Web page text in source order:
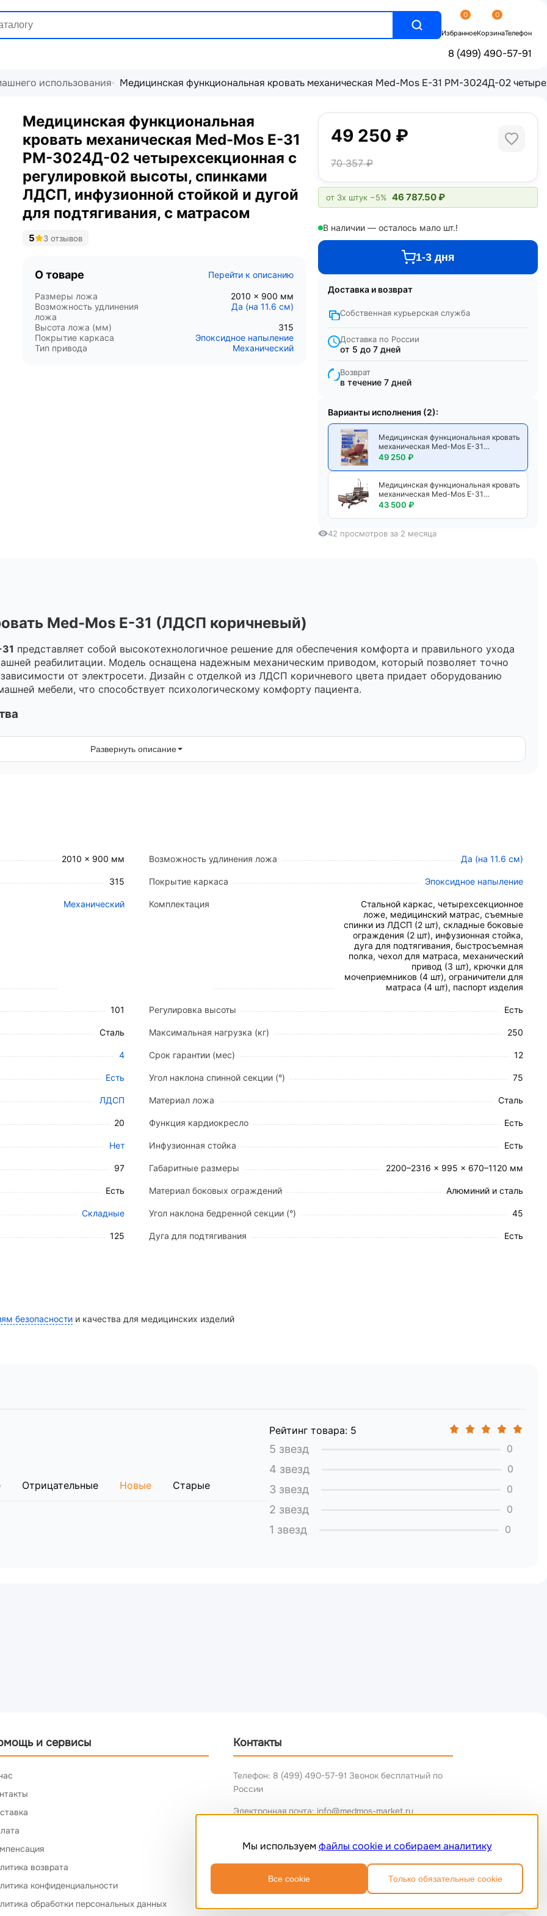
0
Избранное
0
КорзинаТелефон
8 (499) 490-57-91
использования Медицинская функциональная кровать механическая Med-Mos Е-31 РМ-3024Д-02
Медицинская функциональная
кровать механическая Med-Mos Е-31
РМ-3024Д-02 четырехсекционная с
регулировкой высоты, спинками
ЛДСП, инфузионной стойкой и дугой
для подтягивания, с матрасом
5 3 отзывов
О товаре Перейти к описанию
Размеры ложа
2010 x 900 мм
Возможность удлинения
ложа
Да (на 11.6 см)
Высота ложа (мм)
315
Покрытие каркаса
Эпоксидное напыление
Тип привода
Механический
49 250 ₽
70 357 ₽
от 3х штук −5% 46 787.50 ₽
В наличии — осталось мало шт.!
1-3 дня
Доставка и возврат
Собственная курьерская служба
Доставка по России
от 5 до 7 дней
Возврат
в течение 7 дней
Варианты исполнения (2):
Медицинская функциональная кровать
механическая Med-Mos Е-31
РМ-3024Д-02 четырехсекционная с
ЛДСП, инфузионной стойкой и дугой
для подтягивания, с матрасом
49 250 ₽
Медицинская функциональная кровать
механическая Med-Mos Е-31
РМ-3024Д-02 четырехсекционная с
ЛДСП, инфузионной стойкой и дугой
для подтягивания
43 500 ₽
42 просмотров за 2 месяца
Med-Mos Е-31 (ЛДСП коричневый)
представляет собой высокотехнологичное решение для обеспечения комфорта и правильного ухода
реабилитации. Модель оснащена надежным механическим приводом, который позволяет точно
от электросети. Дизайн с отделкой из ЛДСП коричневого цвета придает оборудованию
мебели, что способствует психологическому комфорту пациента.
стали с защитным эпоксидным покрытием, устойчивым к регулярной дезинфекции.
анатомически правильную поддержку и отличную вентиляцию (предусмотрено до 8
составляет 450 мм (от 315 до 765 мм от уровня пола), что облегчает проведение медицинских
конструкции на 116 мм.
мм.
ЛДСП (быстросъемные спинки).
стали, высота 290 мм.
мм).
Развернуть описание
2010 x 900 мм Возможность удлинения ложа Да (на 11.6 см)
315 Покрытие каркаса Эпоксидное напыление
Механический Комплектация
Стальной каркас, четырехсекционное
ложе, медицинский матрас, съемные
спинки из ЛДСП (2 шт), складные боковые
ограждения (2 шт), инфузионная стойка,
дуга для подтягивания, быстросъемная
полка, чехол для матраса, механический
привод (3 шт), крючки для
мочеприемников (4 шт), ограничители для
матраса (4 шт), паспорт изделия
101 Регулировка высоты Есть
Сталь Максимальная нагрузка (кг) 250
4 Срок гарантии (мес) 12
Есть Угол наклона спинной секции (°) 75
ЛДСП Материал ложа Сталь
20 Функция кардиокресло Есть
Нет Инфузионная стойка Есть
97 Габаритные размеры 2200–2316 x 995 x 670–1120 мм
Есть Материал боковых ограждений Алюминий и сталь
Складные Угол наклона бедренной секции (°) 45
125 Дуга для подтягивания Есть
безопасности и качества для медицинских изделий
Отрицательные Новые Старые
Рейтинг товара: 5
5 звезд 0
4 звезд 0
3 звезд 0
2 звезд 0
1 звезд 0
и сервисы
возврата
конфиденциальности
обработки персональных данных
Контакты
Телефон: 8 (499) 490-57-91 Звонок бесплатный по
России
Электронная почта: info@medmos-market.ru
Мы используемфайлы cookie и собираем аналитику
Все cookie Только обязательные cookie